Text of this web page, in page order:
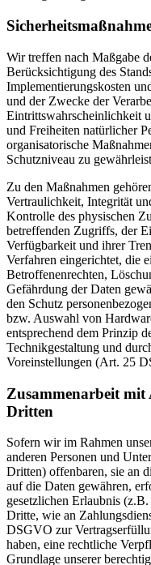
Wir treffen nach Maßgabe
Berücksichtigung des
Implementierungskosten
und der Zwecke der
Eintrittswahrscheinlichkeit
und Freiheiten natürlicher
organisatorische
Schutzniveau zu
Zu den Maßnahmen
Vertraulichkeit, Integrität
Kontrolle des physischen
betreffenden Zugriffs, der
Verfügbarkeit und ihrer
Verfahren eingerichtet, die
Betroffenenrechten,
Gefährdung der Daten
den Schutz
bzw. Auswahl von
entsprechend dem Prinzip
Technikgestaltung und
Voreinstellungen (Art. 25
Zusammenarbeit
Dritten
Sofern wir im Rahmen
anderen Personen und
Dritten) offenbaren, sie an
auf die Daten gewähren,
gesetzlichen Erlaubnis
Dritte, wie an
DSGVO zur
haben, eine rechtliche
Grundlage unserer